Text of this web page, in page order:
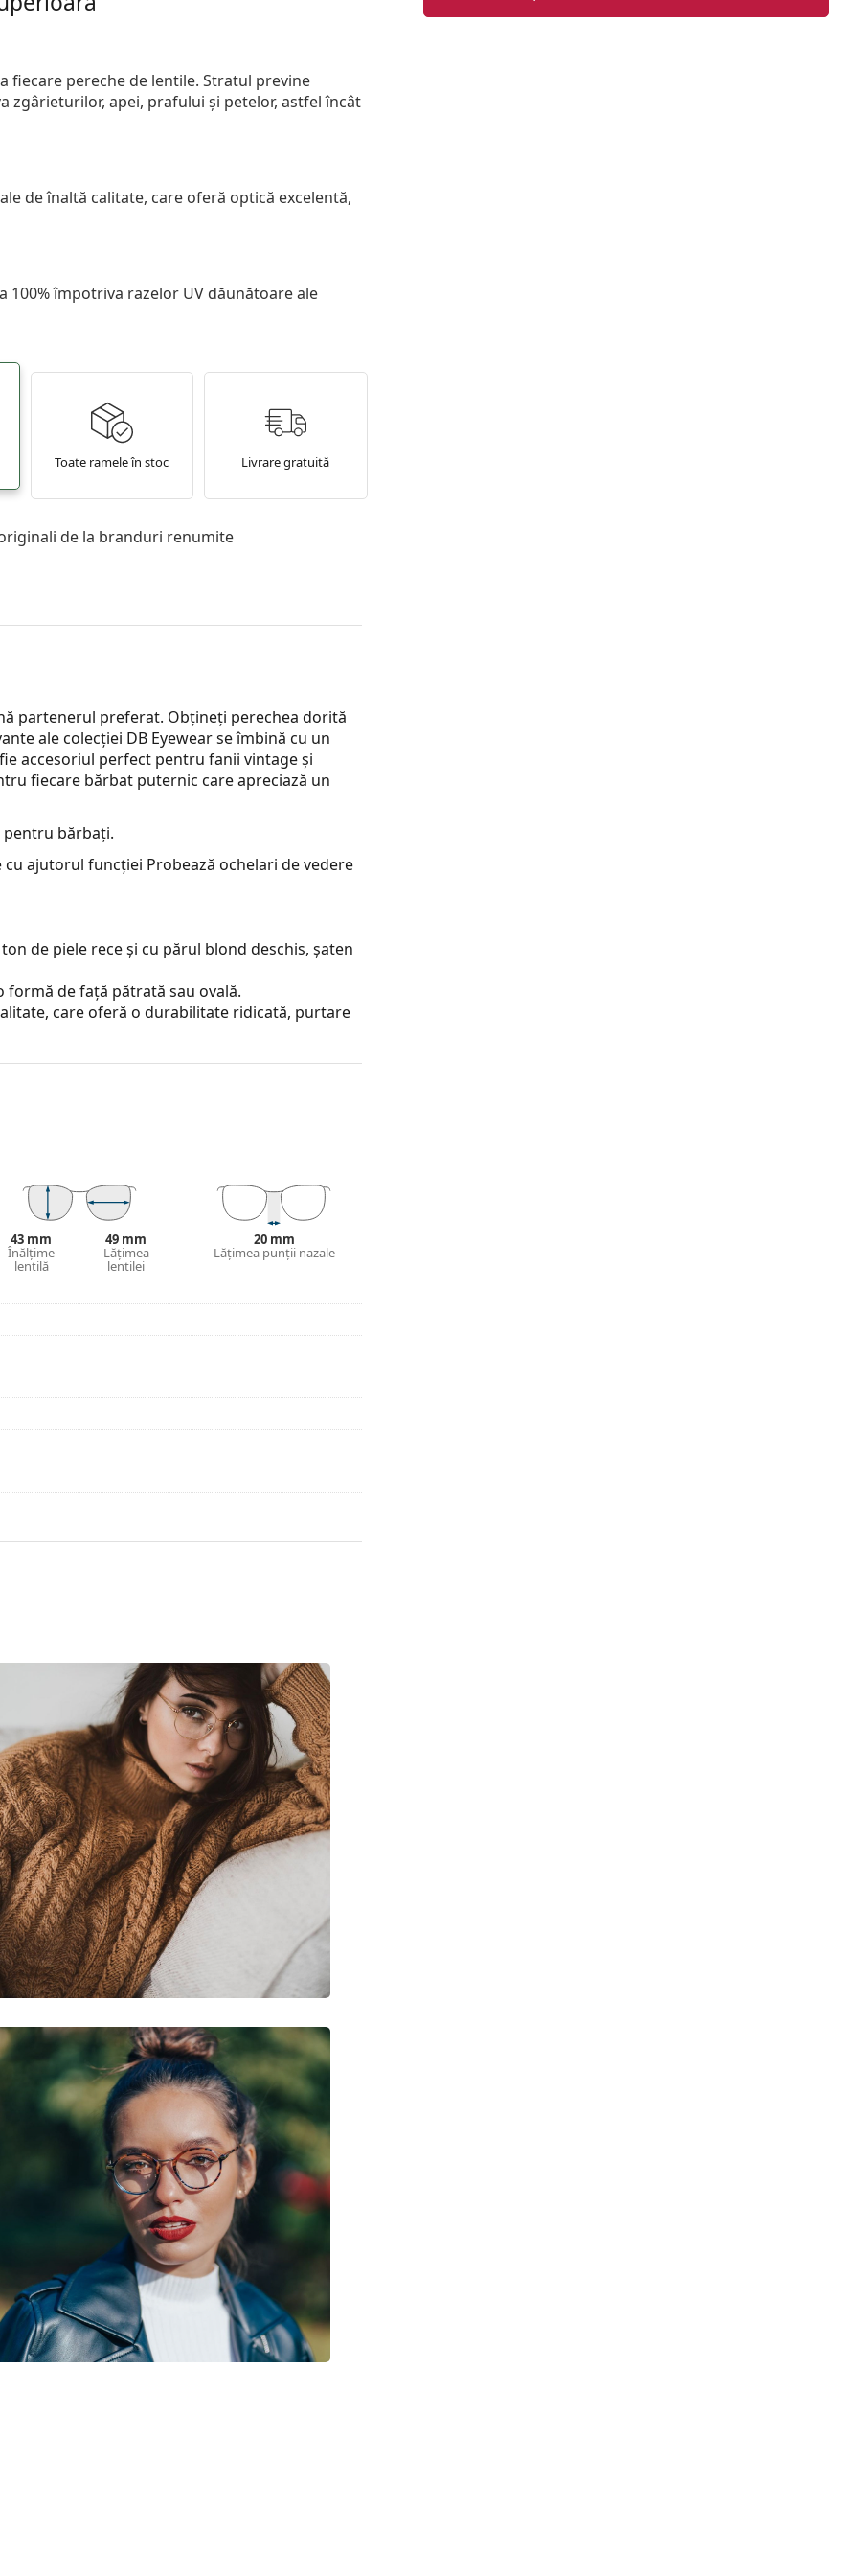
pereche de lentile. Stratul previne
apei, prafului și petelor, astfel încât
de înaltă calitate, care oferă optică excelentă,
împotriva razelor UV dăunătoare ale
Toate ramele în stoc Livrare gratuită
de la branduri renumite
partenerul preferat. Obțineți perechea dorită
ale colecției DB Eyewear se îmbină cu un
accesoriul perfect pentru fanii vintage și
fiecare bărbat puternic care apreciază un
pentru bărbați.
ajutorul funcției Probează ochelari de vedere
de piele rece și cu părul blond deschis, șaten
formă de față pătrată sau ovală.
care oferă o durabilitate ridicată, purtare
stilul datorită designului lor vizibil. Printre
faptul că înglobează complet lentila și, în
peste 90°, ceea ce duce la un confort mai
și își mențin potrivirea corectă mai
designul acesteia pot varia.
ochelarilor. Este posibil ca unele modele să
găsi mai multe modele sau consultăghidul
de utilizare.
43 mm
Înălțime
lentilă
49 mm
Lățimea
lentilei
20 mm
Lățimea punții nazale